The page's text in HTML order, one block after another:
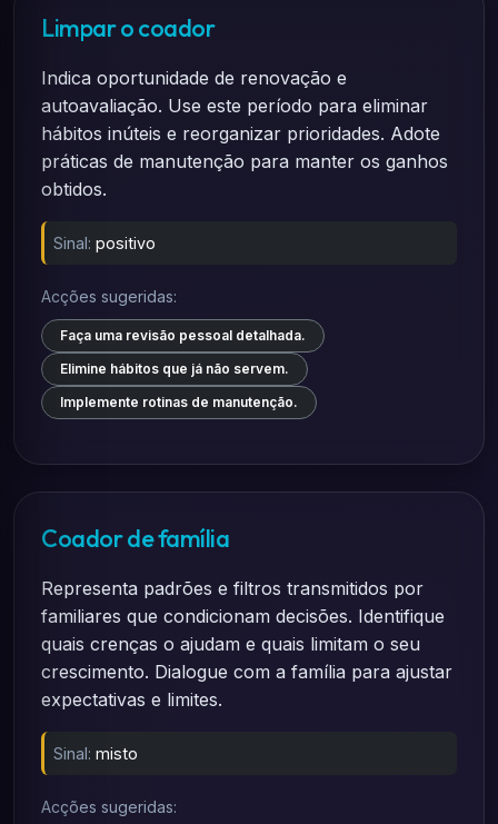
Limpar o coador
Indica oportunidade de renovação e
autoavaliação. Use este período para eliminar
hábitos inúteis e reorganizar prioridades. Adote
práticas de manutenção para manter os ganhos
obtidos.
Sinal: positivo
Acções sugeridas:
Faça uma revisão pessoal detalhada.
Elimine hábitos que já não servem.
Implemente rotinas de manutenção.
Coador de família
Representa padrões e filtros transmitidos por
familiares que condicionam decisões. Identifique
quais crenças o ajudam e quais limitam o seu
crescimento. Dialogue com a família para ajustar
expectativas e limites.
Sinal: misto
Acções sugeridas: